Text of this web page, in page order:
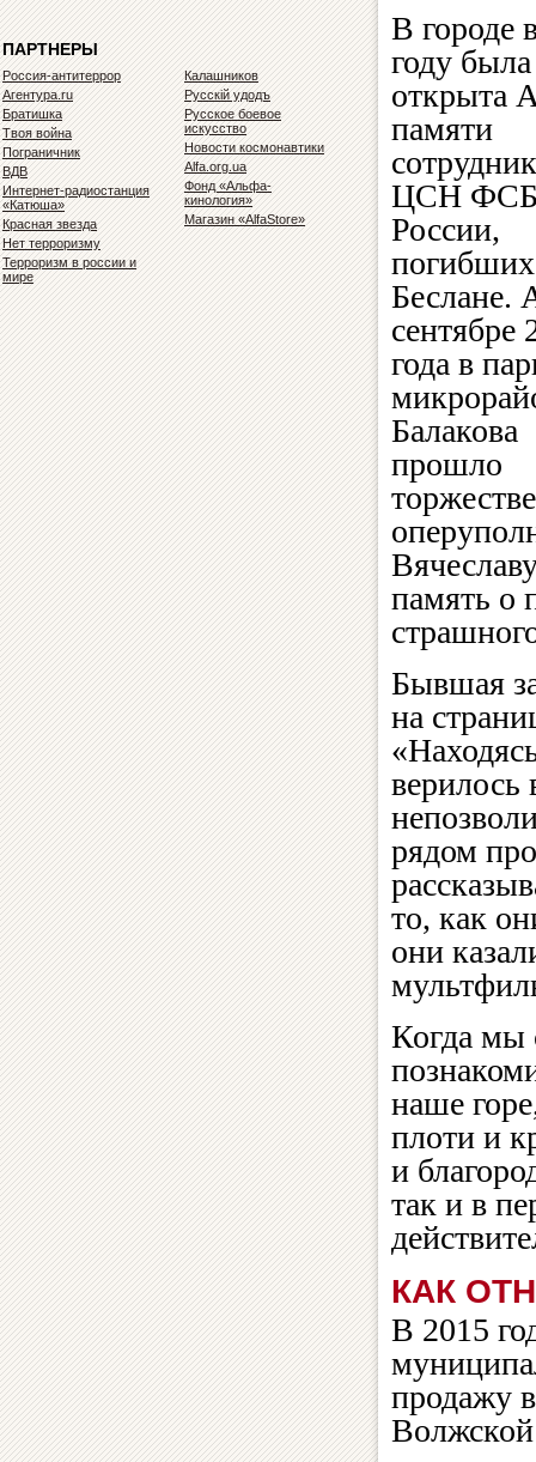
ПАРТНЕРЫ
Россия-антитеррор
Агентура.ru
Братишка
Твоя война
Пограничник
ВДВ
Интернет-радиостанция
«Катюша»
Красная звезда
Нет терроризму
Терроризм в россии и
мире
Калашников
Русскiй удодъ
Русское боевое
искусство
Новости космонавтики
Alfa.org.ua
Фонд «Альфа-
кинология»
Магазин «AlfaStore»
В городе
году была
открыта
памяти
ЦСН
России,
Беслане.
сентябре
года в
Балакова
прошло
память о
Бывшая
на
верилось
рядом
то, как
они
Когда мы
наше
плоти и
и
так и в
КАК
В 2015
продажу